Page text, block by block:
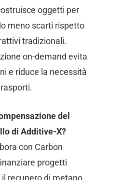
oggetti per
meno scarti rispetto
tradizionali.
on-demand evita
e riduce la necessità
del
di Additive-X?
con Carbon
progetti
recupero di metano